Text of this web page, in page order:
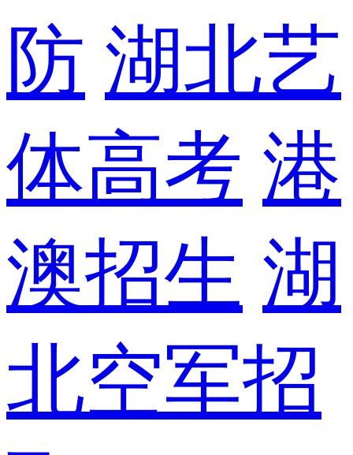
防 湖北艺
体高考 港
澳招生 湖
北空军招